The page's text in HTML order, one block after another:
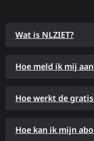
Wat is NLZIET?
Hoe meld ik mij
Hoe werkt de
Hoe kan ik mijn